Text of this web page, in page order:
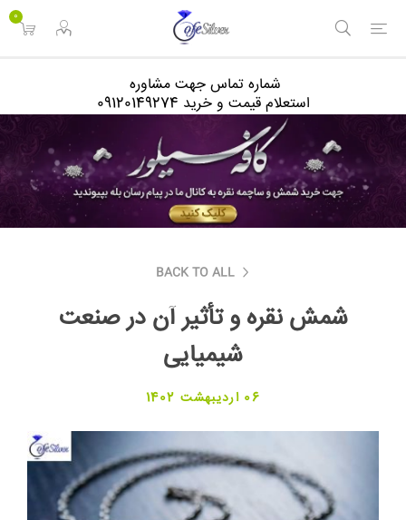
0
شماره تماس جهت مشاوره
استعلام قیمت و خرید 09120149274
BACK TO ALL
شمش نقره و تأثیر آن در صنعت
شیمیایی
06 اردیبهشت 1402